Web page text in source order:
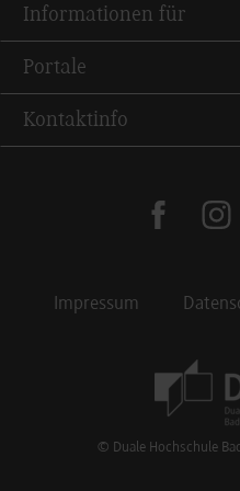
Informationen für
Portale
Kontaktinfo
facebook
Impressum
© Duale Hochschule